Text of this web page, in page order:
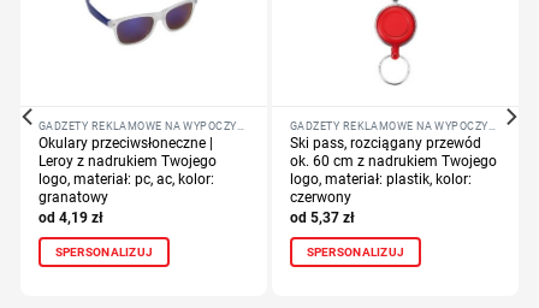
Okulary przeciwsłoneczne |
Leroy z nadrukiem Twojego
logo, materiał: pc, ac, kolor:
granatowy
4,19 zł
SPERSONALIZUJ
Ski pass, rozciągany przewód
ok. 60 cm z nadrukiem Twojego
logo, materiał: plastik, kolor:
czerwony
5,37 zł
SPERSONALIZUJ